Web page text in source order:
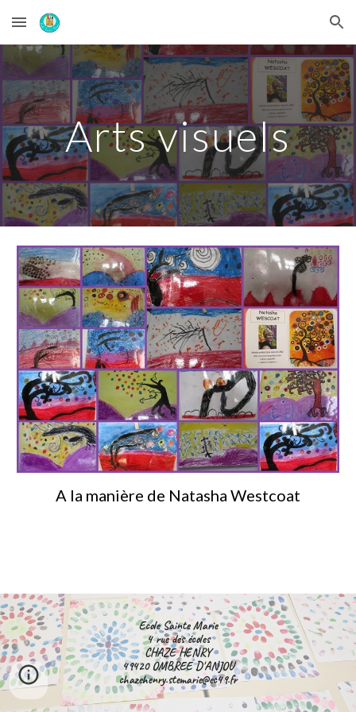
Skip to main content Skip to navigation
Arts visuels
A la manière de Natasha Westcoat
Ecole Sainte Marie
4 rue des écoles
CHAZE HENRY
49420 OMBREE D'ANJOU
chazehenry.stemarie@ec49.fr